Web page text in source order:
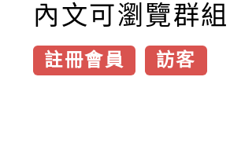
內文可瀏覽群組
註冊會員 訪客